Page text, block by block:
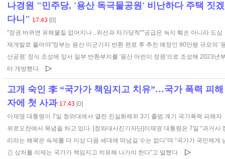
나경원 "민주당, '용산 독극물공원' 비난하다 주택 짓겠
다니" 17:43 [0]
"정권 바뀌면 유해물질 없어지나...위선과 자가당착""공급은 녹지 훼손 아니라 도심
재개발로 풀어야"정부는 용산 미군기지 반환 완료 후 추진 예정인 90만평 규모의 '
산공원' 정식 조성에 앞서 일부 반환부지를 '용산 어린이 정원'으로 조성해 2023년
터 개방했다.
▷
고개 숙인 李 “국가가 책임지고 치유”…국가 폭력 피해
자에 첫 사과 17:43 [0]
이재명 대통령이 7일 청와대에서 열린 진실화해위 3기 출범 계기 국가폭력 피해자
위로오찬에서 묵념을 하고 있다. [청와대사진기자단]이재명 대통령은 7일 “과거사
리라는 해묵은 숙제를 더 이상 다음 세대에 떠넘길 수는 없다”며 “국가가 국민에게
긴 상처를 이제는 국가가 책임지고 치유해 나가야 한다”고 말했다.
▷